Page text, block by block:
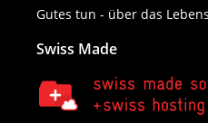
Gutes tun - über das
Swiss Made